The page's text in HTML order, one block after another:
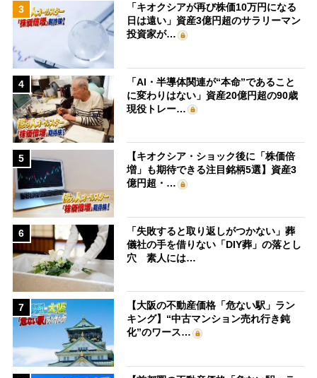
3
「キオクシアが再び株価10万円になる
日は遠い」資産3億円超のサラリーマン
投資家が…
4
「AI・半導体関連が“本命”であること
に変わりはない」資産20億円超の90歳
現役トレー…
5
【キオクシア・ショック後に「株価倍
増」も期待できる注目銘柄5選】資産3
億円超・…
6
「失敗すると取り返しがつかない」葬
儀社の手を借りない「DIY葬」の落とし
穴 素人には…
7
【大阪の不動産価格「危ない駅」ラン
キング】“中古マンション売れ行き鈍
化”のワース…